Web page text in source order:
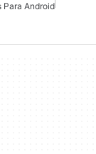
Para Android